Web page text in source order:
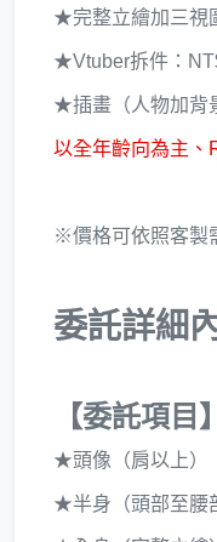
★完整立繪加三視
★Vtuber拆件：
★插畫（人物加背
以全年齡向為主、
※價格可依照客製
委託詳細
【委託項目】
★頭像（肩以上）
★半身（頭部至腰